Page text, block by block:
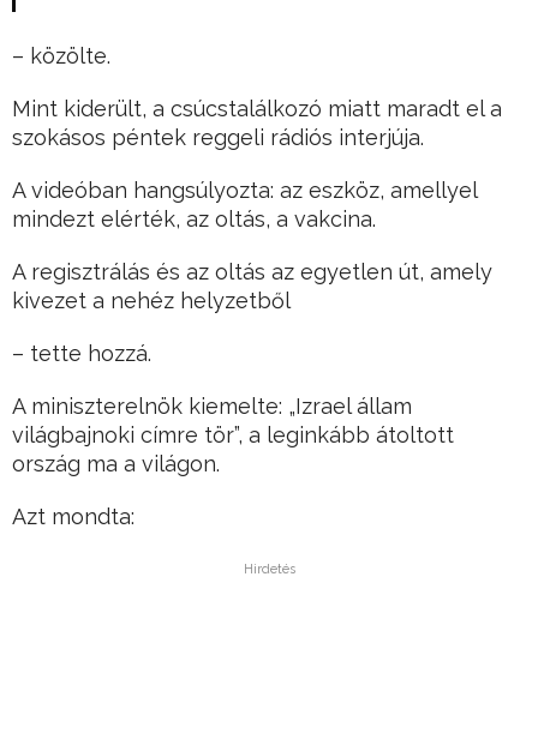
– közölte.
Mint kiderült, a csúcstalálkozó miatt maradt el a
szokásos péntek reggeli rádiós interjúja.
A videóban hangsúlyozta: az eszköz, amellyel
mindezt elérték, az oltás, a vakcina.
A regisztrálás és az oltás az egyetlen út, amely
kivezet a nehéz helyzetből
– tette hozzá.
A miniszterelnök kiemelte: „Izrael állam
világbajnoki címre tör”, a leginkább átoltott
ország ma a világon.
Azt mondta:
Hirdetés